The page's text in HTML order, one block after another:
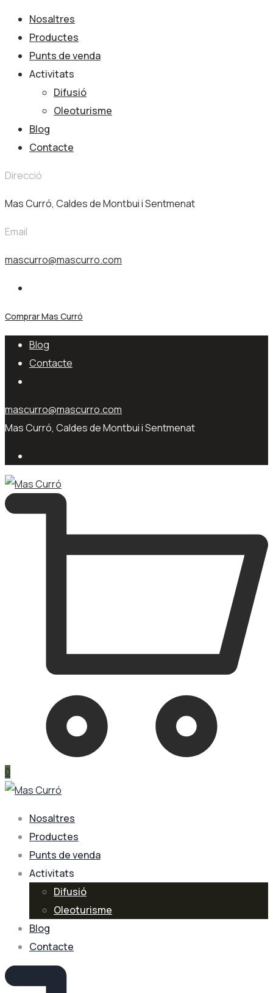
Nosaltres
Productes
Punts de venda
Activitats
Difusió
Oleoturisme
Blog
Contacte
Direcció
Mas Curró, Caldes de Montbui i Sentmenat
Email
mascurro@mascurro.com
Comprar Mas Curró
Blog
Contacte
mascurro@mascurro.com
Mas Curró, Caldes de Montbui i Sentmenat
0
Nosaltres
Productes
Punts de venda
Activitats
Difusió
Oleoturisme
Blog
Contacte